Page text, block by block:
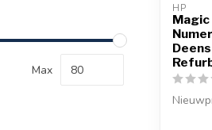
Max
HP
Deens